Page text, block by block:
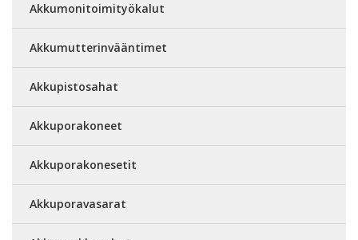
Akkumonitoimityökalut
Akkumutterinvääntimet
Akkupistosahat
Akkuporakoneet
Akkuporakonesetit
Akkuporavasarat